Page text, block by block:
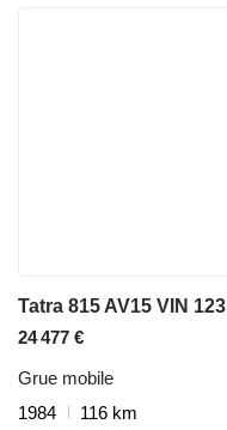
Tatra 815 AV15 VIN 123
24 477 €
Grue mobile
1984
116 km